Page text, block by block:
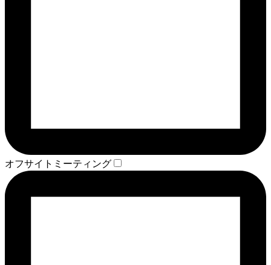
オフサイトミーティング